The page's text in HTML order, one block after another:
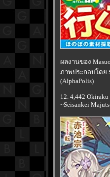
ผลงานของ
ภาพประกอบโดย
(AlphaPolis)
12. 4,442
~Seisankei